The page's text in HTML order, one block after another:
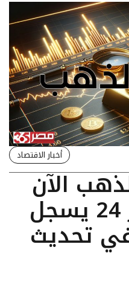
أخبار الاقتصاد
الآن
في مصر: عيار 24 يسجل
في تحديث